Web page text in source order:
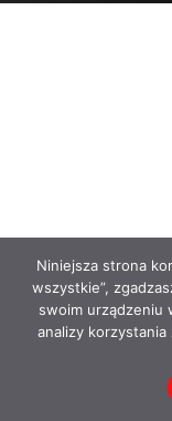
Niniejsza strona
wszystkie”,
swoim urządzeniu
analizy korzystania